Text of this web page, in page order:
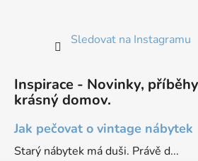
Sledovat na Instagramu
Inspirace - Novinky,
krásný domov.
Jak pečovat o vintage nábytek
Starý nábytek má duši. Právě d...